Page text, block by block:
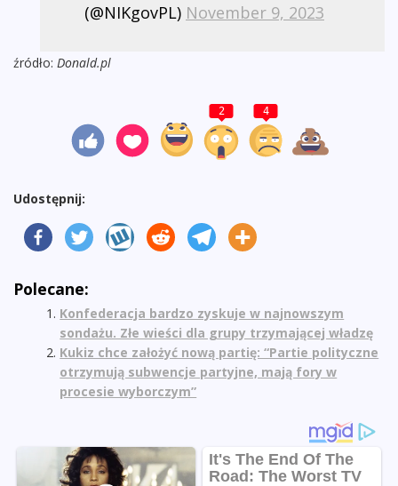
(@NIKgovPL) November 9, 2023
źródło: Donald.pl
2 4
Udostępnij:
Polecane:
Konfederacja bardzo zyskuje w najnowszym
sondażu. Złe wieści dla grupy trzymającej władzę
Kukiz chce założyć nową partię: “Partie polityczne
otrzymują subwencje partyjne, mają fory w
procesie wyborczym”